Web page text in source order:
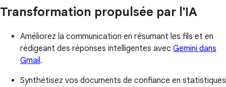
Transformation propulsée par l'IA
Améliorez la communication en résumant les fils et en
rédigeant des réponses intelligentes avec Gemini dans
Gmail.
Synthétisez vos documents de confiance en statistiques